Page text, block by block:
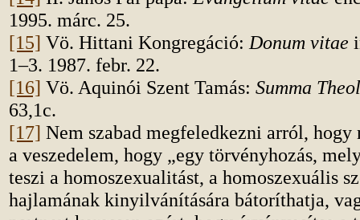
1995. márc. 25.
[15] Vö. Hittani Kongregáció: Donum vitae
1–3. 1987. febr. 22.
[16] Vö. Aquinói Szent Tamás: Summa
63,1c.
[17] Nem szabad megfeledkezni arról,
a veszedelem, hogy „egy törvényhozás,
teszi a homoszexualitást, a homoszexuális
hajlamának kinyilvánítására bátoríthatja,